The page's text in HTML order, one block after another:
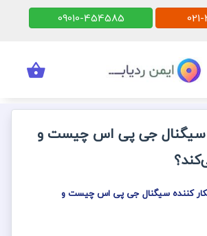
09010-454585
سیگنال جی پی اس چیست و
کننده سیگنال جی پی اس چیست و